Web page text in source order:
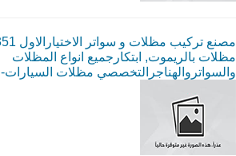
مظلات بالريموت, ابتكارجميع انواع المظلات
والسواتروالهناجرالتخصصي مظلات السيارات-